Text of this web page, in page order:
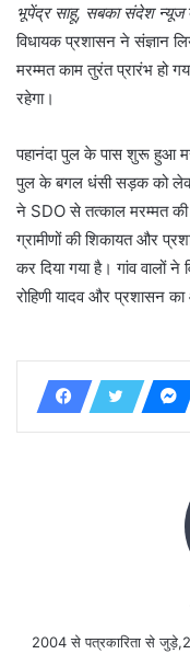
भूपेंद्र साहू, सबका संदेश न्यूज
विधायक प्रशासन ने संज्ञान
मरम्मत काम तुरंत प्रारंभ हो
रहेगा।
पहानंदा पुल के पास शुरू हुआ
पुल के बगल धंसी सड़क को
ने SDO से तत्काल मरम्मत की
ग्रामीणों की शिकायत और
कर दिया गया है। गांव वालों
रोहिणी यादव और प्रशासन
2004 से पत्रकारिता से